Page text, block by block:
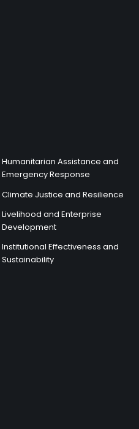
Humanitarian Assistance and
Emergency Response
Climate Justice and Resilience
Livelihood and Enterprise
Development
Institutional Effectiveness and
Sustainability